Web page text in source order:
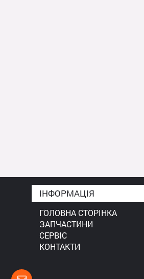
ІНФОРМАЦІЯ
ГОЛОВНА СТОРІНКА
ЗАПЧАСТИНИ
СЕРВІС
КОНТАКТИ